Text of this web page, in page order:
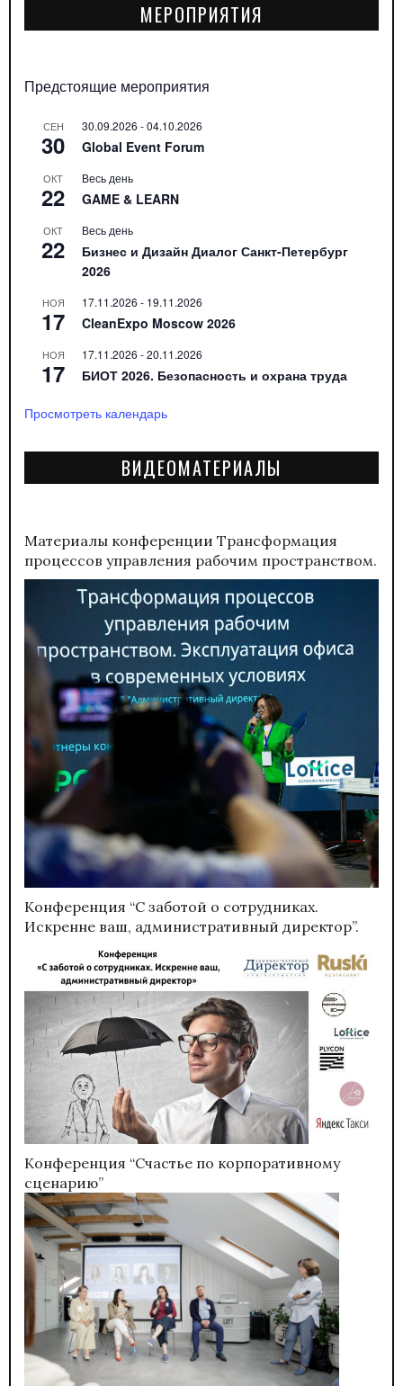
МЕРОПРИЯТИЯ
Предстоящие мероприятия
СЕН
30
30.09.2026 -04.10.2026
Global Event Forum
ОКТ
22
Весь день
GAME & LEARN
ОКТ
22
Весь день
Бизнес и Дизайн Диалог Санкт-Петербург
2026
НОЯ
17
17.11.2026 - 19.11.2026
CleanExpo Moscow 2026
НОЯ
17
17.11.2026 -20.11.2026
БИОТ 2026. Безопасность и охрана труда
Просмотреть календарь
ВИДЕОМАТЕРИАЛЫ
Материалы конференции Трансформация
процессов управления рабочим пространством.
Конференция “С заботой о сотрудниках.
Искренне ваш, административный директор”.
Конференция “Счастье по корпоративному
сценарию”